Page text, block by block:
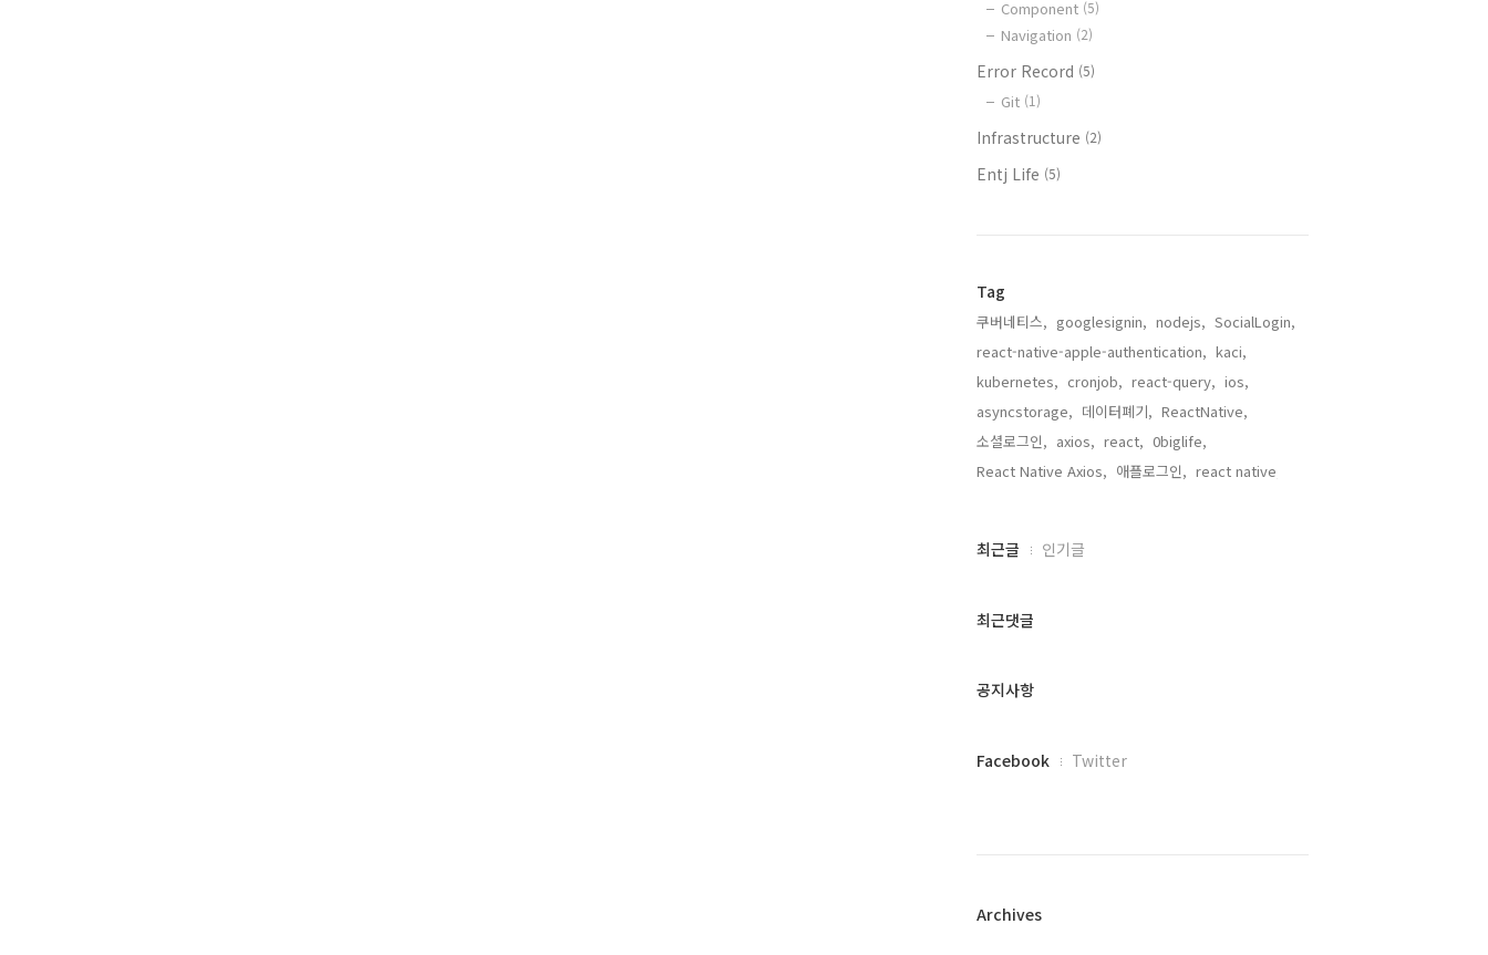
Component (5)
Navigation (2)
Error Record (5)
Git (1)
Infrastructure (2)
Entj Life (5)
Tag
쿠버네티스, googlesignin, nodejs, SocialLogin,
react-native-apple-authentication, kaci,
kubernetes, cronjob, react-query, ios,
asyncstorage, 데이터폐기, ReactNative,
소셜로그인, axios, react, 0biglife,
React Native Axios, 애플로그인, react native,
최
과
글
최근글 인기글
최근댓글
공지사항
페
플
Facebook Twitter
Archives